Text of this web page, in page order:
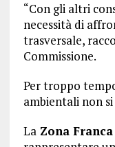
“Con gli altri
necessità di
trasversale,
Commissione.
Per troppo
ambientali non
LaZona